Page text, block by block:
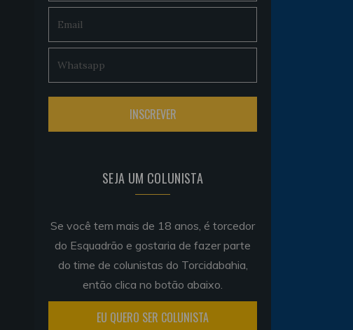
SEJA UM COLUNISTA
Se você tem mais de 18 anos, é torcedor
do Esquadrão e gostaria de fazer parte
do time de colunistas do Torcidabahia,
então clica no botão abaixo.
EU QUERO SER COLUNISTA